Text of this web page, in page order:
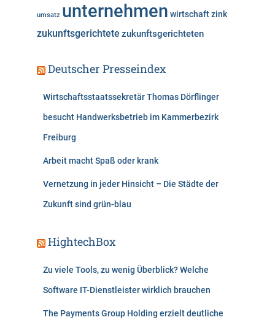
umsatz unternehmen wirtschaftzink
zukunftsgerichtete zukunftsgerichteten
Deutscher Presseindex
Wirtschaftsstaatssekretär Thomas Dörflinger
besucht Handwerksbetrieb im Kammerbezirk
Freiburg
Arbeit macht Spaß oder krank
Vernetzung in jeder Hinsicht – Die Städte der
Zukunft sind grün-blau
HightechBox
Zu viele Tools, zu wenig Überblick? Welche
Software IT-Dienstleister wirklich brauchen
The Payments Group Holding erzielt deutliche